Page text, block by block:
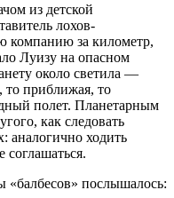
из детской
лохов-
компанию за километр,
Луизу на опасном
около светила —
то приближая, то
полет. Планетарным
как следовать
аналогично ходить
соглашаться.
«балбесов» послышалось: